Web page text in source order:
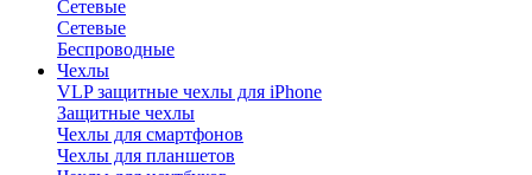
Сетевые
Сетевые
Беспроводные
Чехлы
VLP защитные чехлы для iPhone
Защитные чехлы
Чехлы для смартфонов
Чехлы для планшетов